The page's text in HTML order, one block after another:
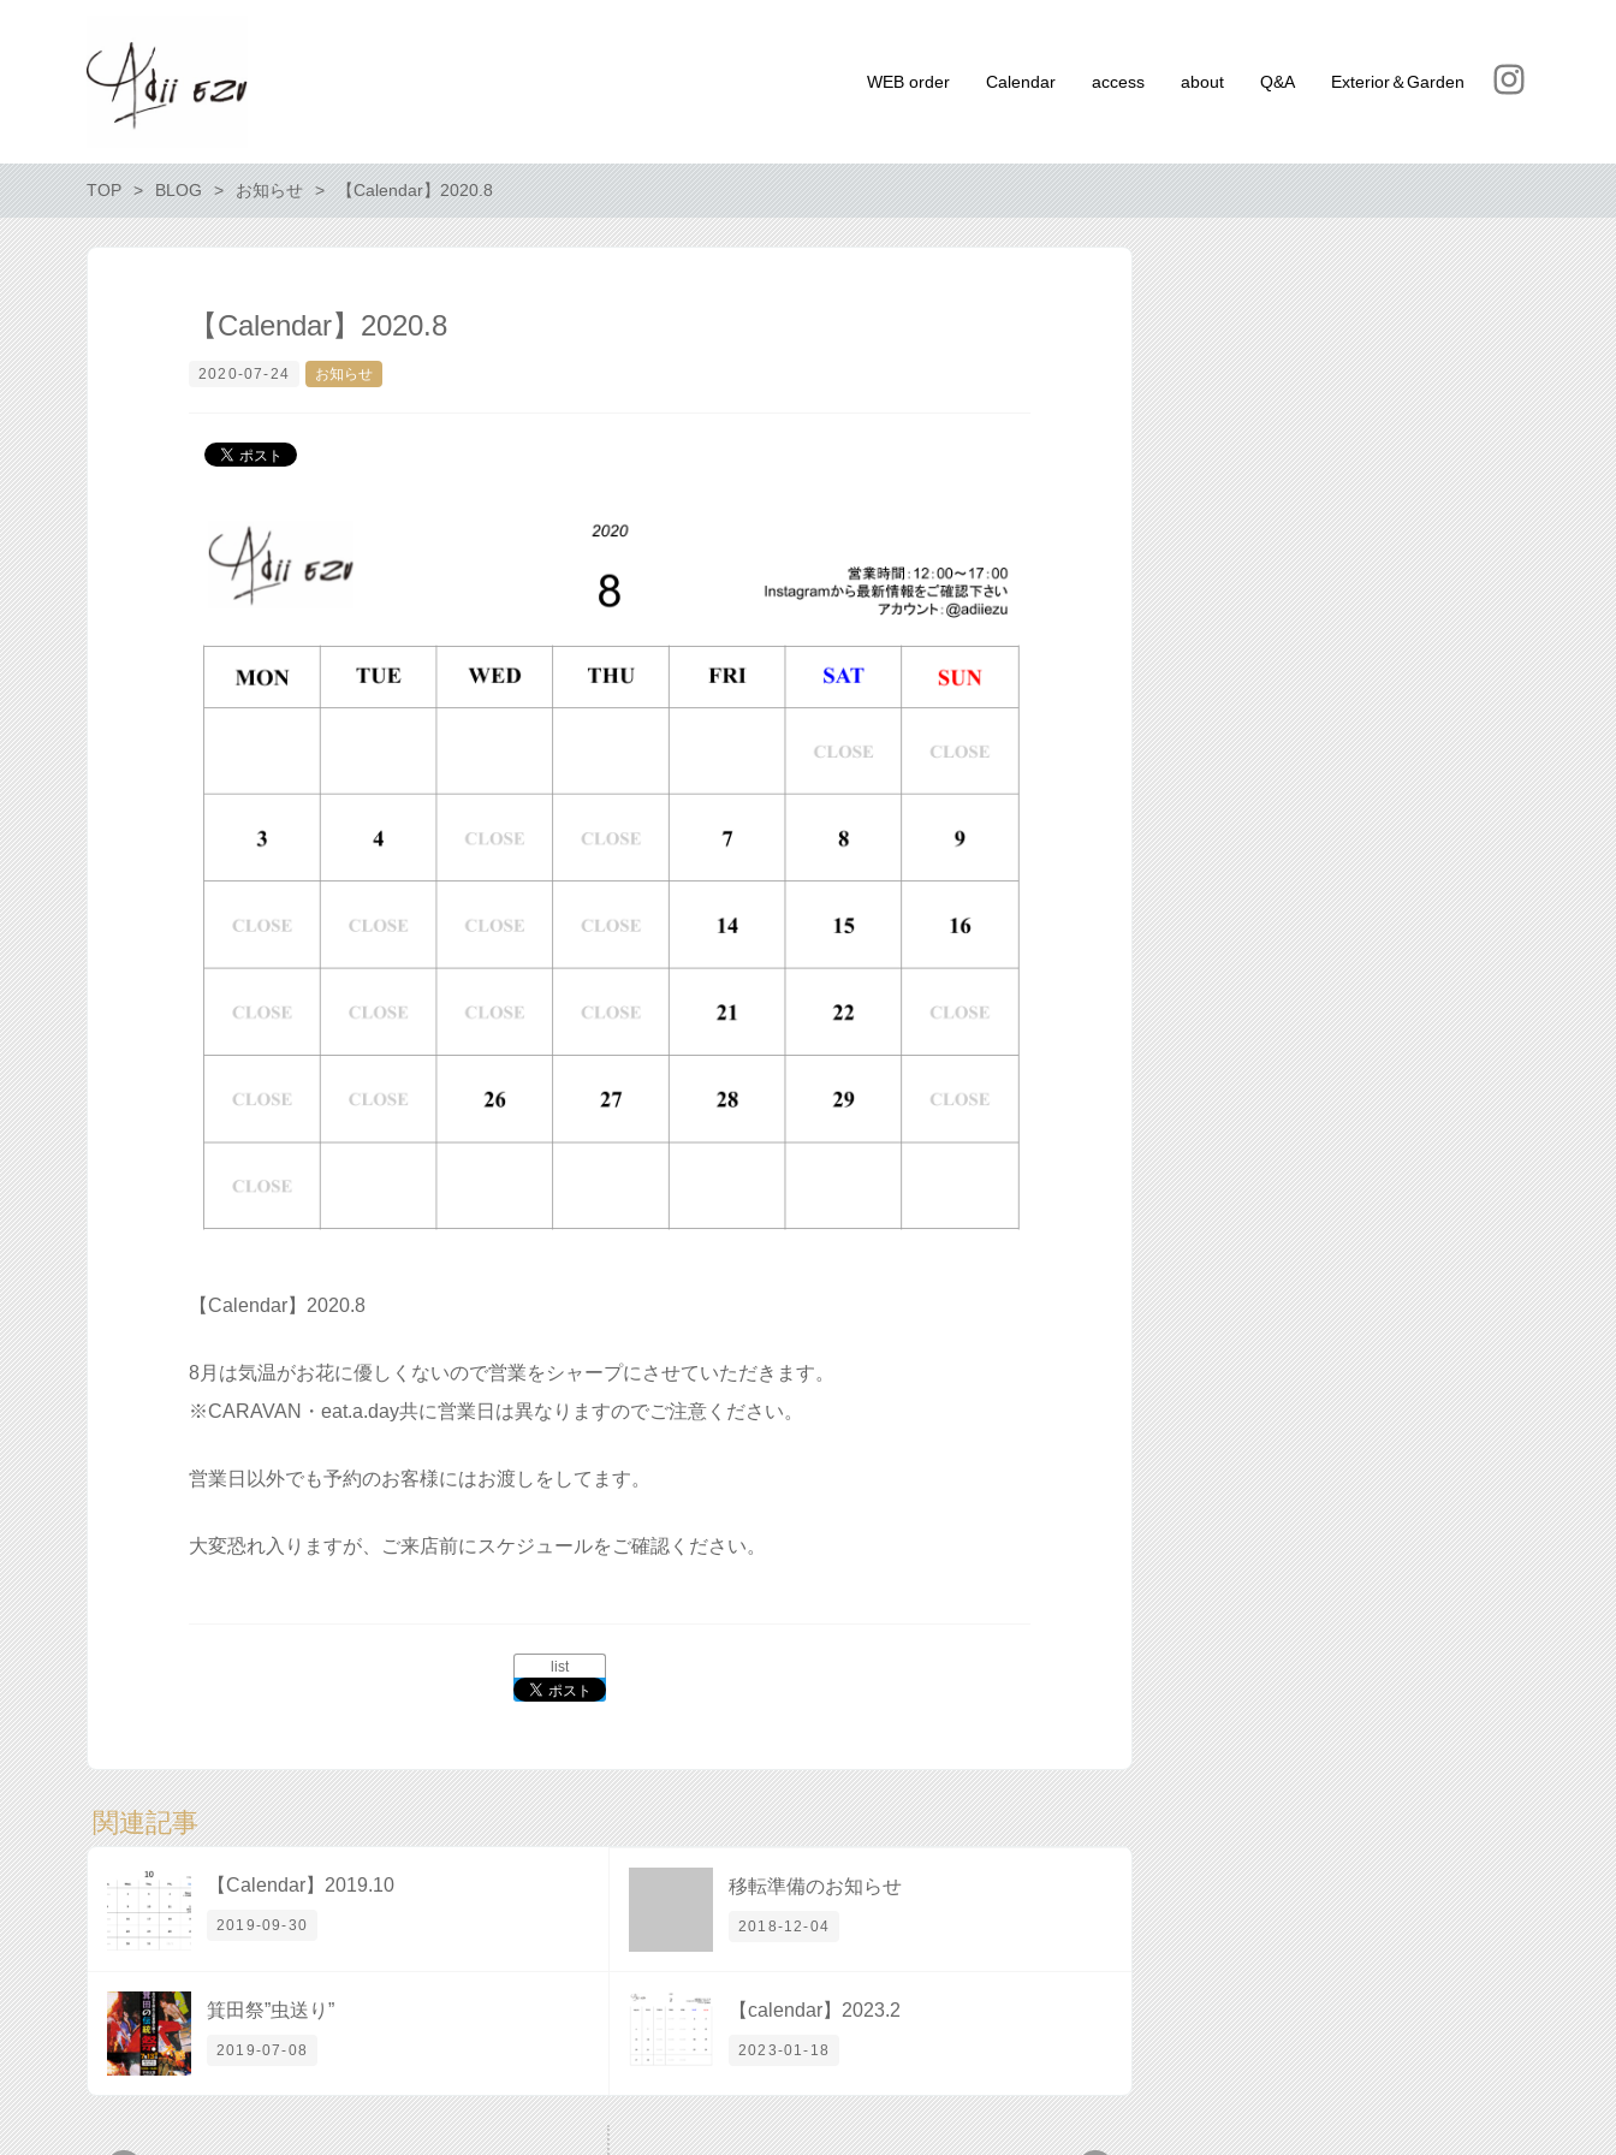
WEB order Calendar access about Q&A Exterior＆Garden
TOP BLOG お知らせ 【Calendar】2020.8
【Calendar】2020.8
2020-07-24 お知らせ
【Calendar】2020.8
8月は気温がお花に優しくないので営業をシャープにさせていただきます。
※CARAVAN・eat.a.day共に営業日は異なりますのでご注意ください。
営業日以外でも予約のお客様にはお渡しをしてます。
大変恐れ入りますが、ご来店前にスケジュールをご確認ください。
list
関連記事
【Calendar】2019.10
2019-09-30
移転準備のお知らせ
2018-12-04
箕田祭”虫送り”
2019-07-08
【calendar】2023.2
2023-01-18